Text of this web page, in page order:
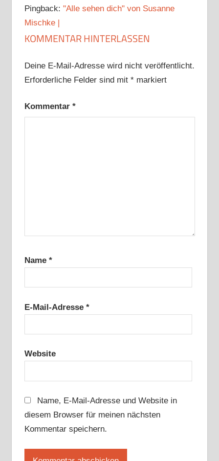
Pingback: "Alle sehen dich" von Susanne
Mischke |
KOMMENTAR HINTERLASSEN
Deine E-Mail-Adresse wird nicht veröffentlicht.
Erforderliche Felder sind mit *markiert
Kommentar *
Name *
E-Mail-Adresse *
Website
Name, E-Mail-Adresse und Website in
diesem Browser für meinen nächsten
Kommentar speichern.